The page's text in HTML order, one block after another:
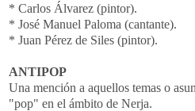
* Carlos Álvarez (pintor).
* José Manuel Paloma (cantante).
* Juan Pérez de Siles (pintor).
ANTIPOP
Una mención a aquellos temas o
"pop" en el ámbito de Nerja.